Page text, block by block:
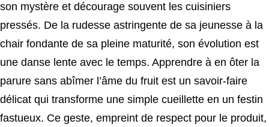
son mystère et décourage souvent les cuisiniers
pressés. De la rudesse astringente de sa jeunesse à la
chair fondante de sa pleine maturité, son évolution est
une danse lente avec le temps. Apprendre à en ôter la
parure sans abîmer l’âme du fruit est un savoir-faire
délicat qui transforme une simple cueillette en un festin
fastueux. Ce geste, empreint de respect pour le produit,